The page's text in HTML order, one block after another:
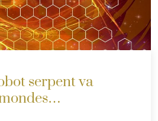
serpent va